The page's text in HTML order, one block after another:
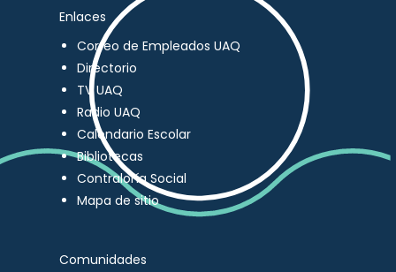
Enlaces
Correo de Empleados UAQ
Directorio
TV UAQ
Radio UAQ
Calendario Escolar
Bibliotecas
Contraloría Social
Mapa de sitio
Comunidades